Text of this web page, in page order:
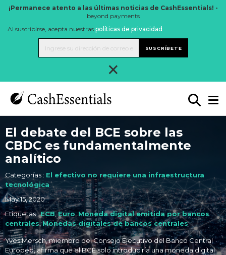
¡Permanece atento a las últimas noticias de CashEssentials! -
beyond payments
Al suscribirse, acepta nuestras políticas de privacidad .
SUSCRÍBETE
×
El debate del BCE sobre las
CBDC es fundamentalmente
analítico
Categorías : El efectivo no requiere una infraestructura
tecnológica
May 15, 2020
Etiquetas :ECB,Euro,Moneda digital emitida por bancos
centrales ,Monedas digitales de bancos centrales
Yves Mersch, miembro del Consejo Ejecutivo del Banco Central
Europeo, afirma que el BCE solo introduciría una moneda digital